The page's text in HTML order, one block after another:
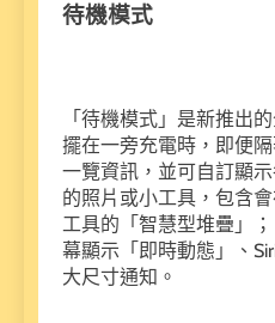
待機模式
「待機模式」是新推出
擺在一旁充電時，即便
一覽資訊，並可自訂顯
的照片或小工具，包含
工具的「智慧型堆疊」
幕顯示「即時動態」、
大尺寸通知。